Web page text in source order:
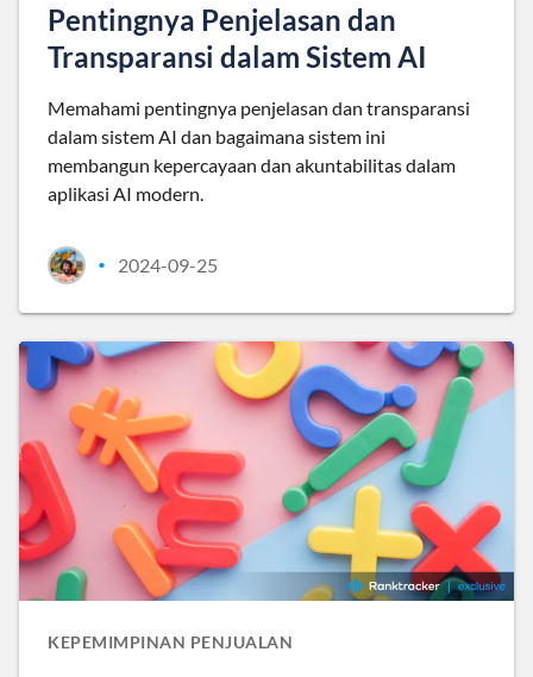
Pentingnya Penjelasan dan
Transparansi dalam Sistem AI
Memahami pentingnya penjelasan dan transparansi
dalam sistem AI dan bagaimana sistem ini
membangun kepercayaan dan akuntabilitas dalam
aplikasi AI modern.
• 2024-09-25
KEPEMIMPINAN PENJUALAN